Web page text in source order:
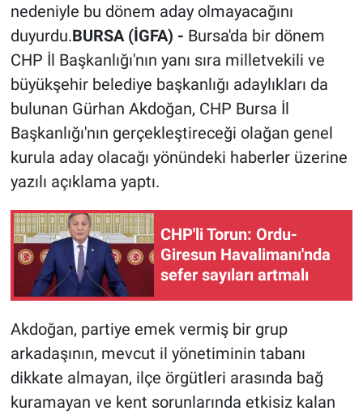
nedeniyle bu dönem aday olmayacağını
duyurdu.BURSA (İGFA) - Bursa'da bir dönem
CHP İl Başkanlığı'nın yanı sıra milletvekili ve
büyükşehir belediye başkanlığı adaylıkları da
bulunan Gürhan Akdoğan, CHP Bursa İl
Başkanlığı'nın gerçekleştireceği olağan genel
kurula aday olacağı yönündeki haberler üzerine
yazılı açıklama yaptı.
CHP'li Torun: Ordu-
Giresun Havalimanı'nda
sefer sayıları artmalı
Akdoğan, partiye emek vermiş bir grup
arkadaşının, mevcut il yönetiminin tabanı
dikkate almayan, ilçe örgütleri arasında bağ
kuramayan ve kent sorunlarında etkisiz kalan